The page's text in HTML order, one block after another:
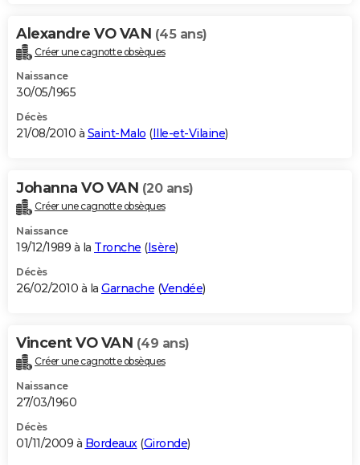
Alexandre VO VAN (45 ans)
Créer une cagnotte obsèques
Naissance
30/05/1965
Décès
21/08/2010 à Saint-Malo (Ille-et-Vilaine)
Johanna VO VAN (20 ans)
Créer une cagnotte obsèques
Naissance
19/12/1989 à la Tronche (Isère)
Décès
26/02/2010 à la Garnache (Vendée)
Vincent VO VAN (49 ans)
Créer une cagnotte obsèques
Naissance
27/03/1960
Décès
01/11/2009 à Bordeaux(Gironde)